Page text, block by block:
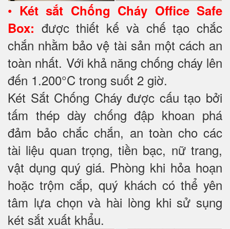
• Két sắt Chống Cháy Office Safe
Box: được thiết kế và chế tạo chắc
chắn nhằm bảo vệ tài sản một cách an
toàn nhất. Với khả năng chống cháy lên
đến 1.200°C trong suốt 2 giờ.
Két Sắt Chống Cháy được cấu tạo bởi
tấm thép dày chống đập khoan phá
đảm bảo chắc chắn, an toàn cho các
tài liệu quan trọng, tiền bạc, nữ trang,
vật dụng quý giá. Phòng khi hỏa hoạn
hoặc trộm cắp, quý khách có thể yên
tâm lựa chọn và hài lòng khi sử sụng
két sắt xuất khẩu.